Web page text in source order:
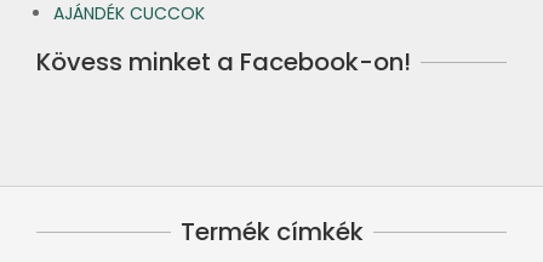
AJÁNDÉK CUCCOK
Kövess minket a Facebook-on!
Termék címkék